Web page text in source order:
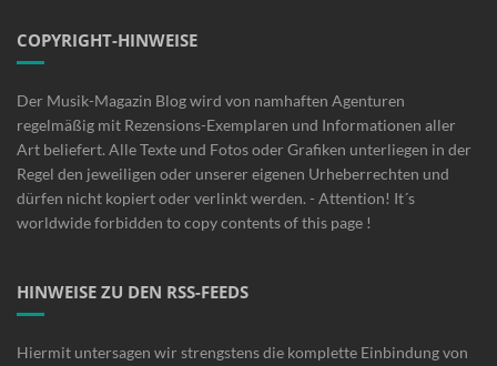
COPYRIGHT-HINWEISE
Der Musik-Magazin Blog wird von namhaften Agenturen
regelmäßig mit Rezensions-Exemplaren und Informationen aller
Art beliefert. Alle Texte und Fotos oder Grafiken unterliegen in der
Regel den jeweiligen oder unserer eigenen Urheberrechten und
dürfen nicht kopiert oder verlinkt werden. - Attention! It´s
worldwide forbidden to copy contents of this page !
HINWEISE ZU DEN RSS-FEEDS
Hiermit untersagen wir strengstens die komplette Einbindung von